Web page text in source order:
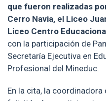
que fueron realizadas
Cerro Navia, el Liceo
Liceo Centro
con la participación de
Secretaría Ejecutiva en
Profesional del Mineduc.
En la cita, la